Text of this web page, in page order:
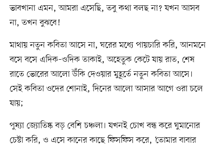
ভাবখানা এমন, আমরা এসেছি, তবু কথা বলছ না? যখন আসব
না, তখন বুঝবে!
মাথায় নতুন কবিতা আসে না, ঘরের মধ্যে পায়চারি করি, আনমনে
বসে বসে এদিক–ওদিক তাকাই, অহেতুক কেটে যায় রাত, শেষ
রাতে ভোরের আলো উঁকি দেওয়ার মুহূর্তে নতুন কবিতা আসে।
সেই কবিতা ওদের শোনাই, দিনের আলো আসার আগে ওরা চলে
যায়;
পুষ্যা জ্যোতিষ্ক বড় বেশি চঞ্চলা। যখনই চোখ বন্ধ করে ঘুমানোর
চেষ্টা করি, ও এসে কানের কাছে ফিসফিস করে, ‘তোমার বাবার